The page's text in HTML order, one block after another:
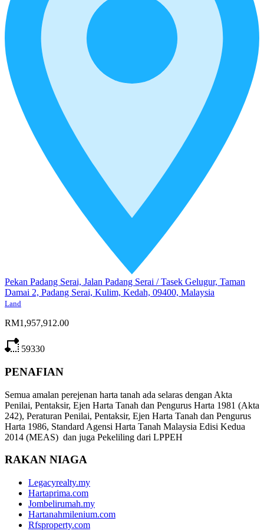
Pekan Padang Serai, Jalan Padang Serai / Tasek Gelugur, Taman
Damai 2, Padang Serai, Kulim, Kedah, 09400, Malaysia
Land
RM1,957,912.00
59330
PENAFIAN
Semua amalan perejenan harta tanah ada selaras dengan Akta
Penilai, Pentaksir, Ejen Harta Tanah dan Pengurus Harta 1981 (Akta
242), Peraturan Penilai, Pentaksir, Ejen Harta Tanah dan Pengurus
Harta 1986, Standard Agensi Harta Tanah Malaysia Edisi Kedua
2014 (MEAS) dan juga Pekeliling dari LPPEH
RAKAN NIAGA
Legacyrealty.my
Hartaprima.com
Jombelirumah.my
Hartanahmilenium.com
Rfsproperty.com